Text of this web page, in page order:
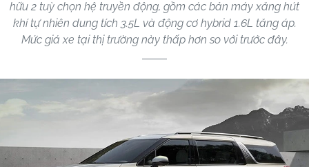
hữu 2 tuỳ chọn hệ truyền động, gồm các bản máy xăng hút
khí tự nhiên dung tích 3.5L và động cơ hybrid 1.6L tăng áp.
Mức giá xe tại thị trường này thấp hơn so với trước đây.